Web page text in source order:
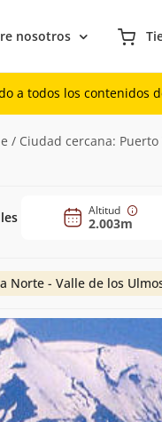
nosotros
a todos los contenidos
/ Ciudad cercana: Puerto
Altitud
2.003m
Norte - Valle de los